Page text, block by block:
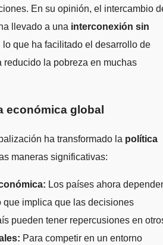
En su opinión, el intercambio
llevado a una interconexión sin
lo que ha facilitado el desarrollo de
reducido la pobreza en muchas
económica global
ha transformado la política
maneras significativas:
Los países ahora
que implica que las decisiones
pueden tener repercusiones en
Para competir en un entorno